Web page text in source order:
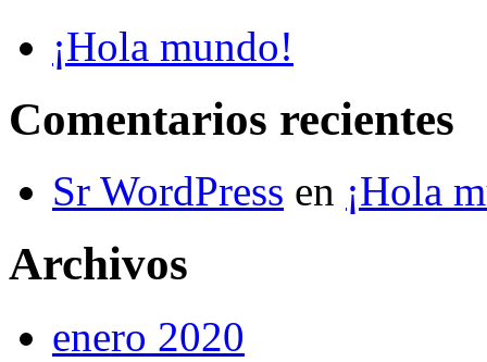
¡Hola mundo!
Comentarios recientes
Sr WordPress en ¡Hola
Archivos
enero 2020